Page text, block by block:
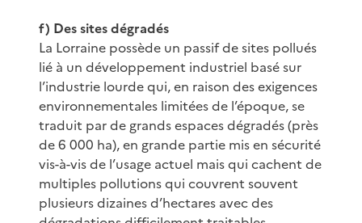
f) Des sites dégradés
La Lorraine possède un passif de sites pollués
lié à un développement industriel basé sur
l’industrie lourde qui, en raison des exigences
environnementales limitées de l’époque, se
traduit par de grands espaces dégradés (près
de 6 000 ha), en grande partie mis en sécurité
vis-à-vis de l’usage actuel mais qui cachent de
multiples pollutions qui couvrent souvent
plusieurs dizaines d’hectares avec des